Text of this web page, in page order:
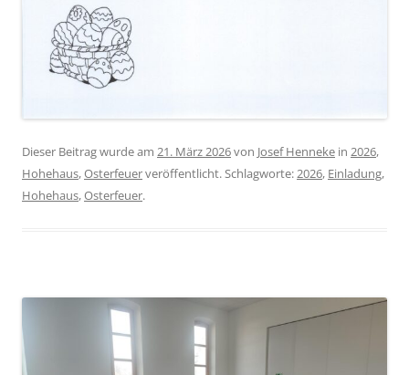
Dieser Beitrag wurde am 21. März 2026von Josef Henneke in 2026,
Hohehaus,Osterfeuerveröffentlicht. Schlagworte:2026, Einladung,
Hohehaus,Osterfeuer.